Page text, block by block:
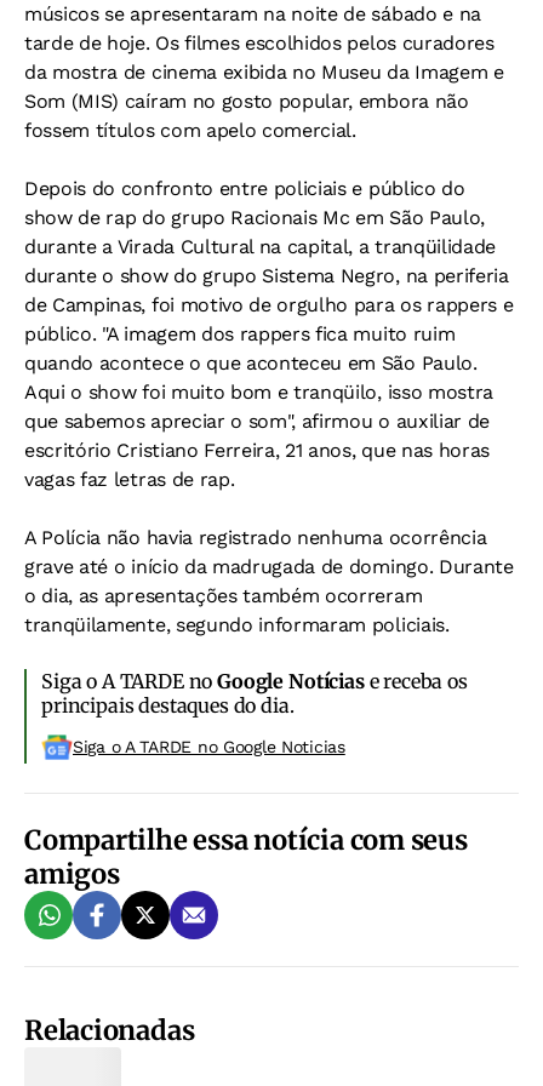
músicos se apresentaram na noite de sábado e na
tarde de hoje. Os filmes escolhidos pelos curadores
da mostra de cinema exibida no Museu da Imagem e
Som (MIS) caíram no gosto popular, embora não
fossem títulos com apelo comercial.
Depois do confronto entre policiais e público do
show de rap do grupo Racionais Mc em São Paulo,
durante a Virada Cultural na capital, a tranqüilidade
durante o show do grupo Sistema Negro, na periferia
de Campinas, foi motivo de orgulho para os rappers e
público. "A imagem dos rappers fica muito ruim
quando acontece o que aconteceu em São Paulo.
Aqui o show foi muito bom e tranqüilo, isso mostra
que sabemos apreciar o som", afirmou o auxiliar de
escritório Cristiano Ferreira, 21 anos, que nas horas
vagas faz letras de rap.
A Polícia não havia registrado nenhuma ocorrência
grave até o início da madrugada de domingo. Durante
o dia, as apresentações também ocorreram
tranqüilamente, segundo informaram policiais.
Siga o A TARDE noGoogle Notíciase receba os
principais destaques do dia.
Siga o A TARDE no Google Noticias
Compartilhe essa notícia com seus
amigos
Relacionadas